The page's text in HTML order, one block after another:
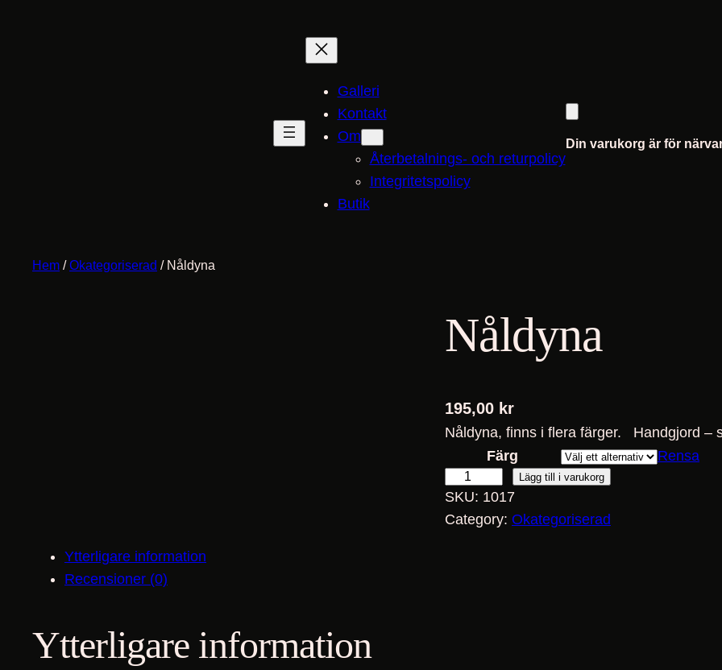
Galleri
Kontakt
Om
Återbetalnings- och returpolicy
Integritetspolicy
Butik
Din varukorg är för
Hem /Okategoriserad / Nåldyna
Nåldyna
195,00 kr
Nåldyna, finns i flera färger. Handgjord –
Färg
Rensa
å
l
Lägg till i varukorg
SKU: 1017
Category: Okategoriserad
Ytterligare information
Recensioner (0)
Ytterligare information